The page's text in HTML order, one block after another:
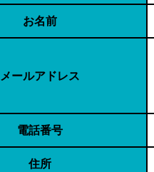
お名前
メールアドレス
電話番号
住所